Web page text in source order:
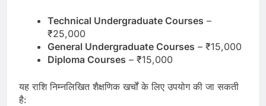
Technical Undergraduate Courses –
₹25,000
General Undergraduate Courses – ₹15,000
Diploma Courses – ₹15,000
यह राशि निम्नलिखित शैक्षणिक खर्चों के लिए उपयोग की जा सकती
है: